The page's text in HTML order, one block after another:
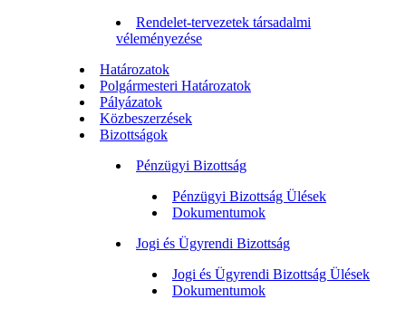
Rendelet-tervezetek társadalmi
véleményezése
Határozatok
Polgármesteri Határozatok
Pályázatok
Közbeszerzések
Bizottságok
Pénzügyi Bizottság
Pénzügyi Bizottság Ülések
Dokumentumok
Jogi és Ügyrendi Bizottság
Jogi és Ügyrendi Bizottság Ülések
Dokumentumok